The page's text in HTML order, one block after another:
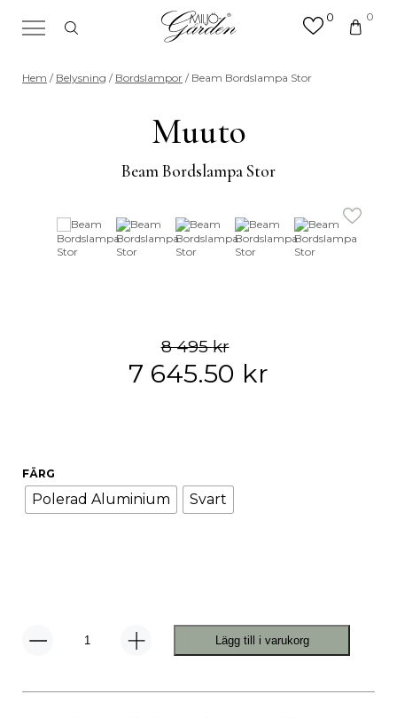
0 0
Sök efter valfri produkt eller
kategori
Hem / Belysning / Bordslampor / Beam Bordslampa Stor
Muuto
Beam Bordslampa Stor
8 495kr
7 645.50 kr
FÄRG
Polerad Aluminium Svart
Beam
Lägg till i varukorg